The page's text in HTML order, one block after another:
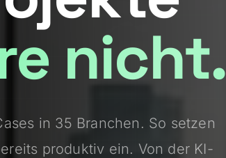
nicht.
in 35 Branchen. So setzen
produktiv ein. Von der KI-